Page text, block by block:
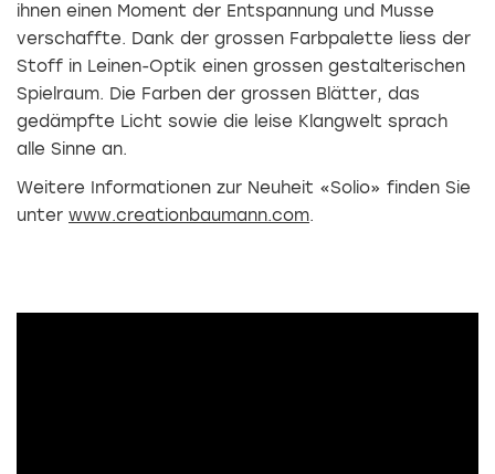
ihnen einen Moment der Entspannung und Musse
verschaffte. Dank der grossen Farbpalette liess der
Stoff in Leinen-Optik einen grossen gestalterischen
Spielraum. Die Farben der grossen Blätter, das
gedämpfte Licht sowie die leise Klangwelt sprach
alle Sinne an.
Weitere Informationen zur Neuheit «Solio» finden Sie
unter www.creationbaumann.com.